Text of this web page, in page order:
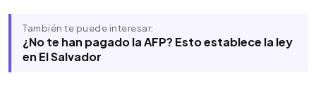
También te puede interesar:
¿No te han pagado la AFP? Esto establece la ley
en El Salvador